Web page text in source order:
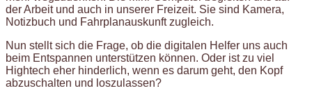
der Arbeit und auch in unserer Freizeit. Sie sind Kamera,
Notizbuch und Fahrplanauskunft zugleich.
Nun stellt sich die Frage, ob die digitalen Helfer uns auch
beim Entspannen unterstützen können. Oder ist zu viel
Hightech eher hinderlich, wenn es darum geht, den Kopf
abzuschalten und loszulassen?